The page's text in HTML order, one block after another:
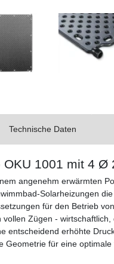
Technische Daten
OKU 1001 mit 4 Ø
angenehm erwärmten
Solarheizungen
für den Betrieb
vollen Zügen -
entscheidend erhöhte
Geometrie für eine